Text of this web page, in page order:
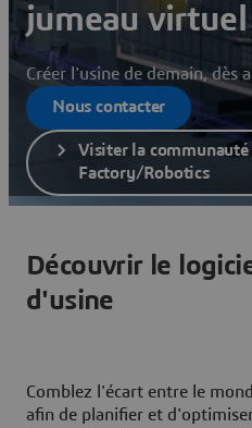
jumeau virtuel
Créer l'usine de demain, dès
Nous contacter
Visiter la communauté
Factory/Robotics
Découvrir le
d'usine
Comblez l'écart entre le
afin de planifier et